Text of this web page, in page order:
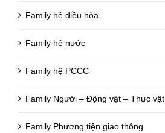
Family hệ điều hòa
Family hệ nước
Family hệ PCCC
Family Người – Động vật – Thực vật
Family Phương tiện giao thông